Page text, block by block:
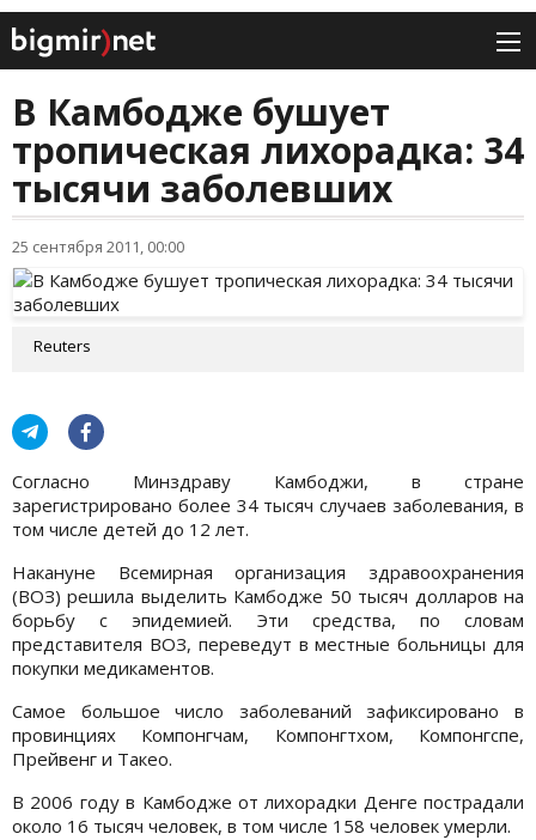
В Камбодже бушует
тропическая лихорадка: 34
тысячи заболевших
25 сентября 2011, 00:00
Reuters
Согласно Минздраву Камбоджи, в стране
зарегистрировано более 34 тысяч случаев заболевания, в
том числе детей до 12 лет.
Накануне Всемирная организация здравоохранения
(ВОЗ) решила выделить Камбодже 50 тысяч долларов на
борьбу с эпидемией. Эти средства, по словам
представителя ВОЗ, переведут в местные больницы для
покупки медикаментов.
Самое большое число заболеваний зафиксировано в
провинциях Компонгчам, Компонгтхом, Компонгспе,
Прейвенг и Такео.
В 2006 году в Камбодже от лихорадки Денге пострадали
около 16 тысяч человек, в том числе 158 человек умерли.